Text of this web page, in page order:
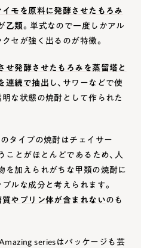
イモを原料に発酵させたもろみ
乙類。単式なので一度しかアル
セが強く出るのが特徴。
せ発酵させたもろみを蒸留塔と
連続で抽出 し、サワーなどで使
な状態の焼酎として作られた
タイプの焼酎はチェイサー
ことがほとんどであるため、人
を加えられがちな甲類の焼酎に
ルな成分と考えられます。
質やプリン体が含まれないのも
seriesはパッケージも芸